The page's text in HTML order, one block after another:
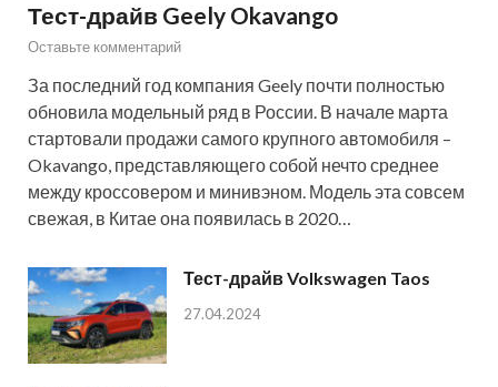
Тест-драйв Geely Okavango
Оставьте комментарий
За последний год компания Geely почти полностью
обновила модельный ряд в России. В начале марта
стартовали продажи самого крупного автомобиля –
Okavango, представляющего собой нечто среднее
между кроссовером и минивэном. Модель эта совсем
свежая, в Китае она появилась в 2020…
Тест-драйв Volkswagen Taos
27.04.2024